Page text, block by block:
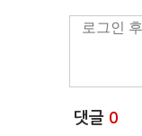
댓글 0